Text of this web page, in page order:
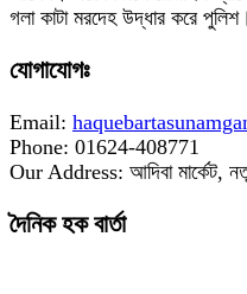
গলা কাটা মরদেহ উদ্ধার করে পুলিশ।
যোগাযোগঃ
Email:
Phone: 01624-408771
Our Address: আদিবা মার্কেট,
দৈনিক হক বার্তা